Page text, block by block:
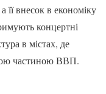
її внесок в економіку
концертні
в містах, де
частиною ВВП.